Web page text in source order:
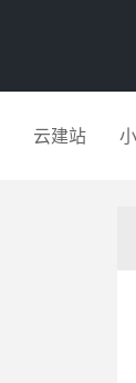
云建站